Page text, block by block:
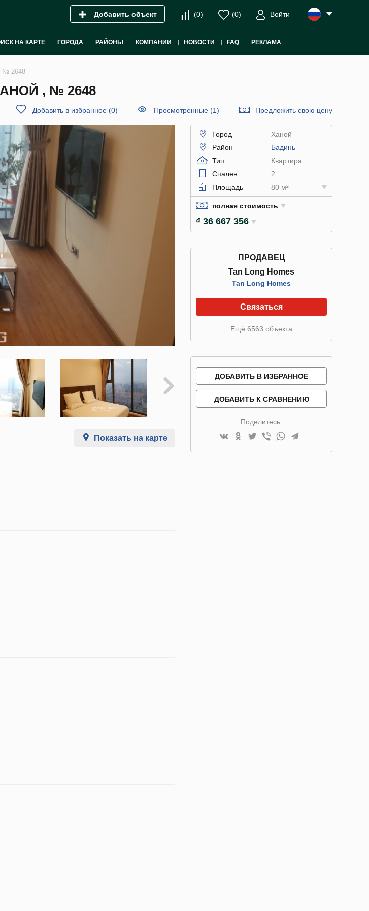
Добавить объект (0) (0) Войти
НА КАРТЕ ГОРОДА РАЙОНЫ КОМПАНИИ НОВОСТИ FAQ РЕКЛАМА
№ 2648
, № 2648
Добавить в избранное (0) Просмотренные (1) Предложить свою цену
Показать на карте
Город
Ханой
Район
Бадинь
Тип
Квартира
Спален
2
Площадь
80 м²
полная стоимость
₫ 36 667 356
ПРОДАВЕЦ
Tan Long Homes
Tan Long Homes
Связаться
Ещё 6563 объекта
ДОБАВИТЬ В ИЗБРАННОЕ
ДОБАВИТЬ К СРАВНЕНИЮ
Поделитесь: